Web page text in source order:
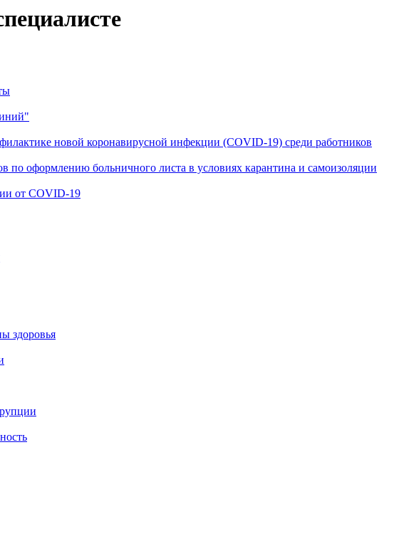
новой коронавирусной инфекции (COVID-19) среди работников
по оформлению больничного листа в условиях карантина и самоизоляции
от COVID-19
здоровья